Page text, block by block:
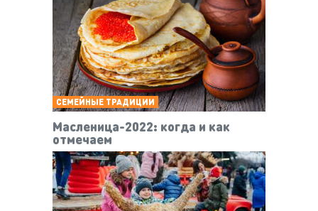
СЕМЕЙНЫЕ ТРАДИЦИИ
Масленица-2022: когда и как
отмечаем